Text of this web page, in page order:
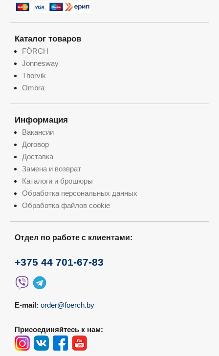
Каталог товаров
FÖRCH
Jonnesway
Thorvik
Ombra
Информация
Вакансии
Договор
Доставка
Замена и возврат
Каталоги и брошюры
Обработка персональных данных
Обработка файлов cookie
Отдел по работе с клиентами:
+375 44 701-67-83
E-mail: order@foerch.by
Присоединяйтесь к нам: